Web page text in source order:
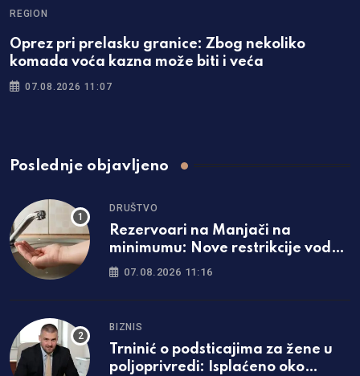
REGION
Oprez pri prelasku granice: Zbog nekoliko
komada voća kazna može biti i veća
07.08.2026 11:07
Poslednje objavljeno
DRUŠTVO
Rezervoari na Manjači na
minimumu: Nove restrikcije vode
u dijelu Banjaluke
07.08.2026 11:16
BIZNIS
Trninić o podsticajima za žene u
poljoprivredi: Isplaćeno oko